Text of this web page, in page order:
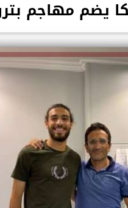
يضم مهاجم